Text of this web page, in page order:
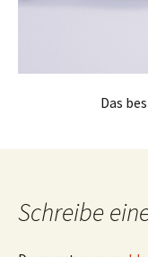
Das
Schreibe